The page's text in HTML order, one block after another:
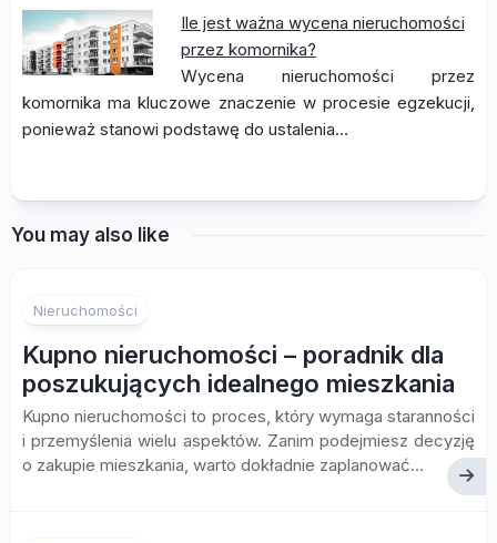
Ile jest ważna wycena nieruchomości
przez komornika?
Wycena nieruchomości przez
komornika ma kluczowe znaczenie w procesie egzekucji,
ponieważ stanowi podstawę do ustalenia…
You may also like
Nieruchomości
Kupno nieruchomości – poradnik dla
poszukujących idealnego mieszkania
Kupno nieruchomości to proces, który wymaga staranności
i przemyślenia wielu aspektów. Zanim podejmiesz decyzję
o zakupie mieszkania, warto dokładnie zaplanować...